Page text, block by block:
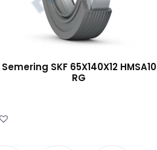
Semering SKF 65X140X12 HMSA10
RG